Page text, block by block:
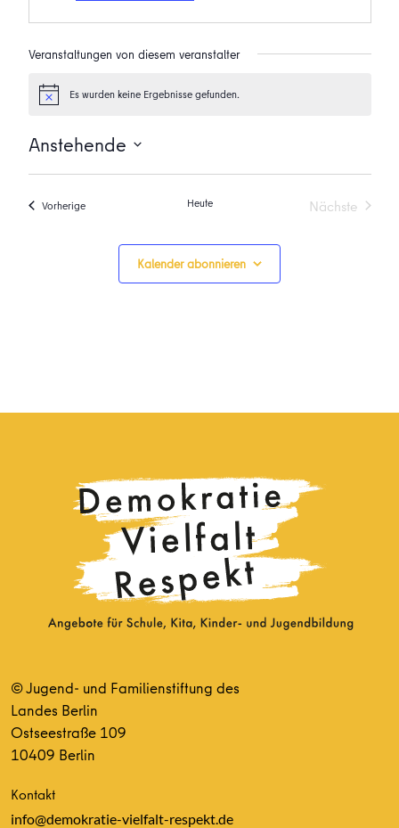
Veranstaltungen von diesem veranstalter
HinweisEs wurden keine Ergebnisse gefunden.
Anstehende
Datum
VorherigeVeranstaltungen Heute
Nächste
Kalender abonnieren
© Jugend- und Familienstiftung des
Landes Berlin
Ostseestraße 109
10409 Berlin
Kontakt
info@demokratie-vielfalt-respekt.de